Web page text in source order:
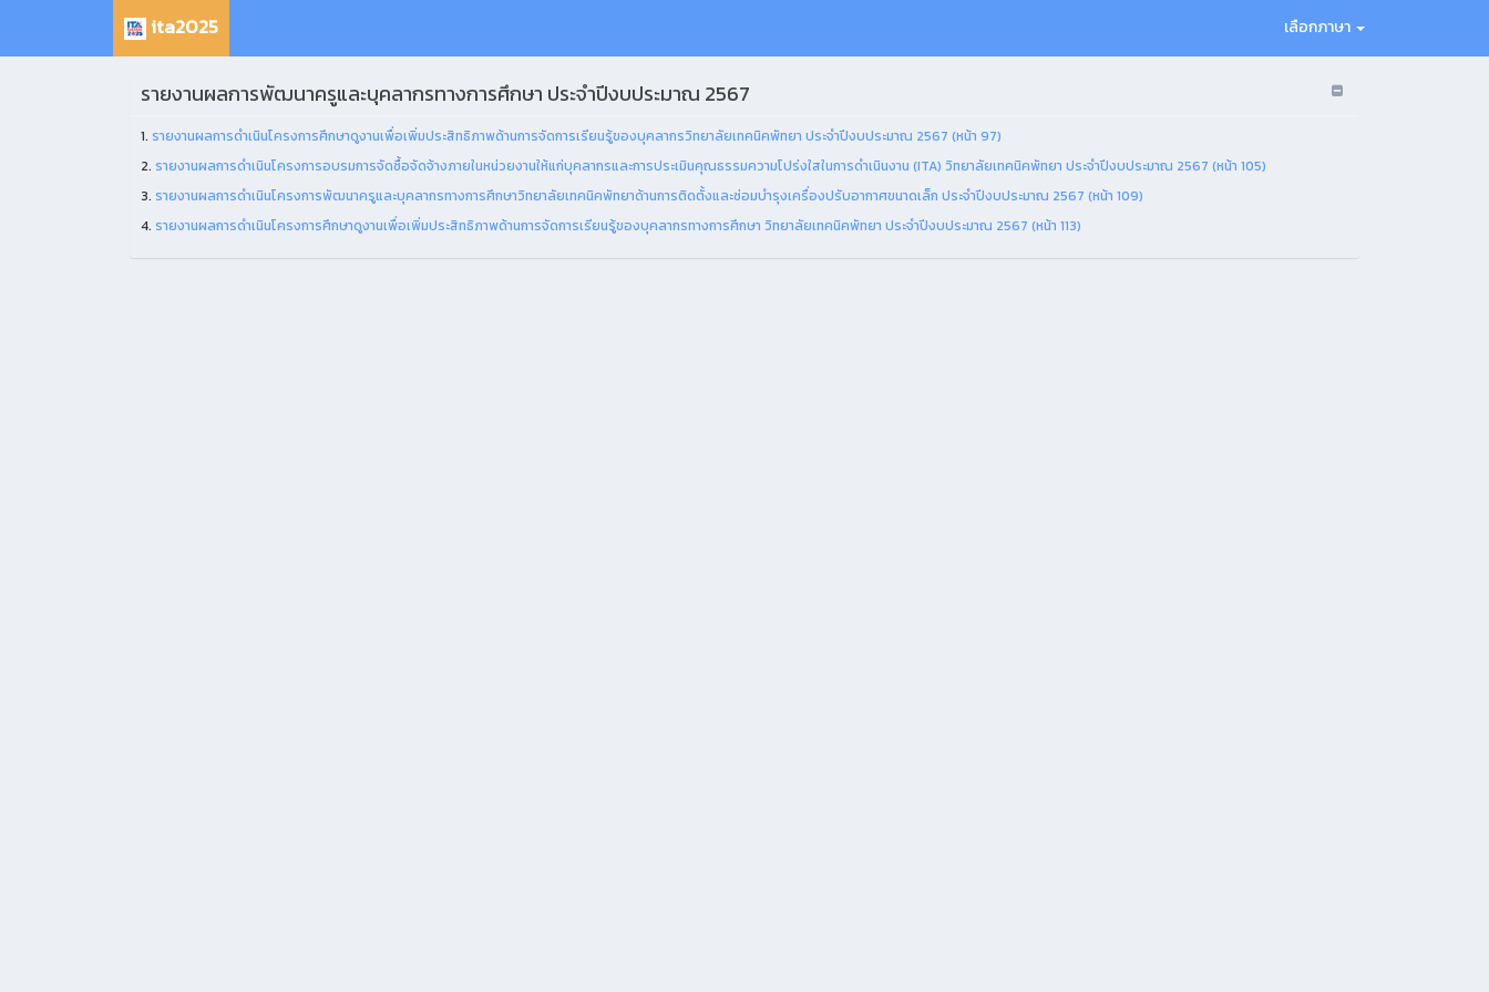
ita2025 เลือกภาษา
รายงานผลการพัฒนาครูและบุคลากรทางการศึกษา ประจำปีงบประมาณ 2567
1. รายงานผลการดำเนินโครงการศึกษาดูงานเพื่อเพิ่มประสิทธิภาพด้านการจัดการเรียนรู้ของบุคลากรวิทยาลัยเทคนิคพัทยา ประจำปีงบประมาณ 2567 (หน้า 97)
2. รายงานผลการดำเนินโครงการอบรมการจัดซื้อจัดจ้างภายในหน่วยงานให้แก่บุคลากรและการประเมินคุณธรรมความโปร่งใสในการดำเนินงาน (ITA) วิทยาลัยเทคนิคพัทยา ประจำปีงบประมาณ 2567 (หน้า 105)
3. รายงานผลการดำเนินโครงการพัฒนาครูและบุคลากรทางการศึกษาวิทยาลัยเทคนิคพัทยาด้านการติดตั้งและซ่อมบำรุงเครื่องปรับอากาศขนาดเล็ก ประจำปีงบประมาณ 2567 (หน้า 109)
4. รายงานผลการดำเนินโครงการศึกษาดูงานเพื่อเพิ่มประสิทธิภาพด้านการจัดการเรียนรู้ของบุคลากรทางการศึกษา วิทยาลัยเทคนิคพัทยา ประจำปีงบประมาณ 2567 (หน้า 113)